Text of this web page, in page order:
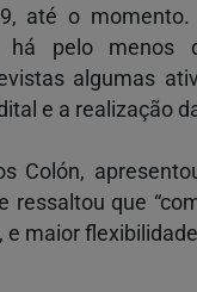
até o
há pelo
algumas
e a realização
Colón,
ressaltou que
maior